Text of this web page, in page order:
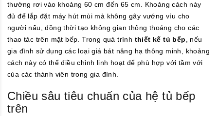
thường rơi vào khoảng 60 cm đến 65 cm. Khoảng cách này
đủ để lắp đặt máy hút mùi mà không gây vướng víu cho
người nấu, đồng thời tạo không gian thông thoáng cho các
thao tác trên mặt bếp. Trong quá trình thiết kế tủ bếp
, nếu
gia đình sử dụng các loại giá bát nâng hạ thông minh, khoảng
cách này có thể điều chỉnh linh hoạt để phù hợp với tầm với
của các thành viên trong gia đình.
Chiều sâu tiêu chuẩn của hệ tủ bếp
trên